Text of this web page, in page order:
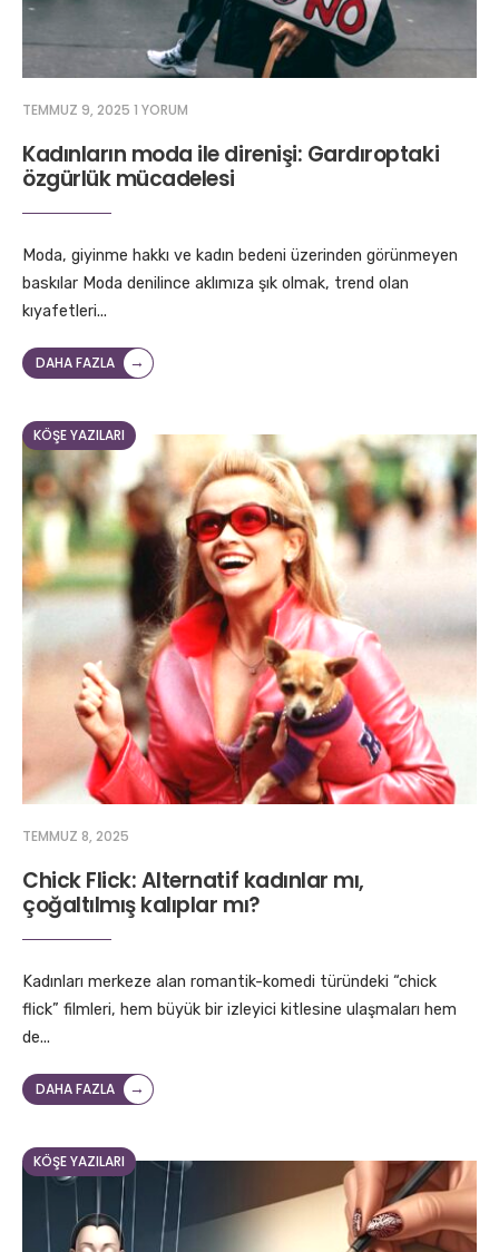
TEMMUZ 9, 2025 1 YORUM
Kadınların moda ile direnişi: Gardıroptaki
özgürlük mücadelesi
Moda, giyinme hakkı ve kadın bedeni üzerinden görünmeyen
baskılar Moda denilince aklımıza şık olmak, trend olan
kıyafetleri...
DAHA FAZLA →
KÖŞE YAZILARI
TEMMUZ 8, 2025
Chick Flick: Alternatif kadınlar mı,
çoğaltılmış kalıplar mı?
Kadınları merkeze alan romantik-komedi türündeki “chick
flick” filmleri, hem büyük bir izleyici kitlesine ulaşmaları hem
de...
DAHA FAZLA →
KÖŞE YAZILARI